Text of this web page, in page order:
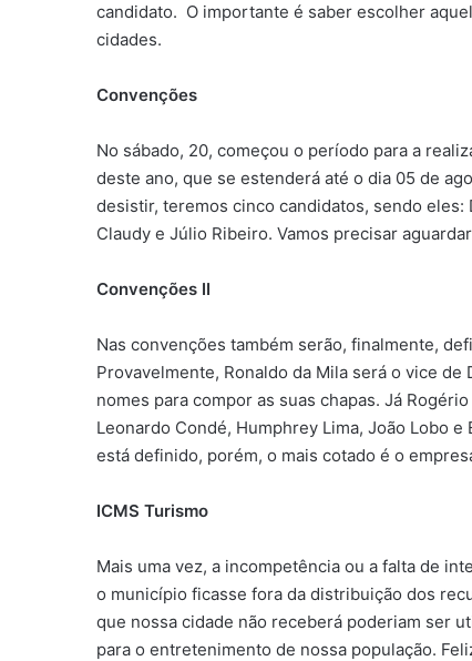
candidato. O importante é saber escolher
cidades.
Convenções
No sábado, 20, começou o período para a
deste ano, que se estenderá até o dia 05 de
desistir, teremos cinco candidatos, sendo
Claudy e Júlio Ribeiro. Vamos precisar
Convenções II
Nas convenções também serão, finalmente,
Provavelmente, Ronaldo da Mila será o vice
nomes para compor as suas chapas. Já
Leonardo Condé, Humphrey Lima, João Lobo
está definido, porém, o mais cotado é o
ICMS Turismo
Mais uma vez, a incompetência ou a falta de
o município ficasse fora da distribuição dos
que nossa cidade não receberá poderiam ser
para o entretenimento de nossa população.